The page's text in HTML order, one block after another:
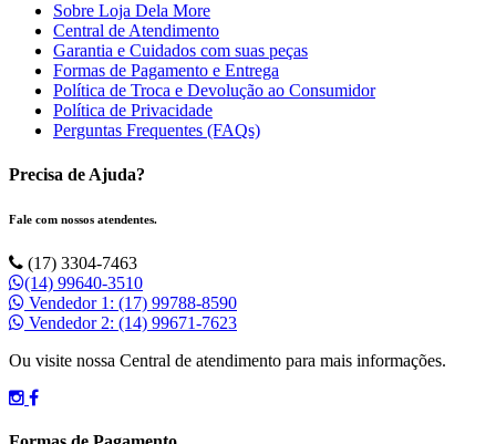
Sobre Loja Dela More
Central de Atendimento
Garantia e Cuidados com suas peças
Formas de Pagamento e Entrega
Política de Troca e Devolução ao Consumidor
Política de Privacidade
Perguntas Frequentes (FAQs)
Precisa de Ajuda?
Fale com nossos atendentes.
(17) 3304-7463
(14) 99640-3510
Vendedor 1: (17) 99788-8590
Vendedor 2: (14) 99671-7623
Ou visite nossa Central de atendimento para mais informações.